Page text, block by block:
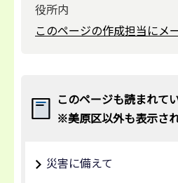
役所内
このページの作成担当にメ
このページも読まれて
※美原区以外も表示さ
災害に備えて